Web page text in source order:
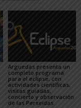
Arguedas presenta un
completo programa
para el eclipse, con
actividades científicas,
visitas guiadas,
concierto y observación
de las Perseidas